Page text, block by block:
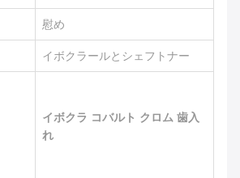
慰め
イボクラールとシェフトナー
イボクラ コバルト クロム 歯入
れ